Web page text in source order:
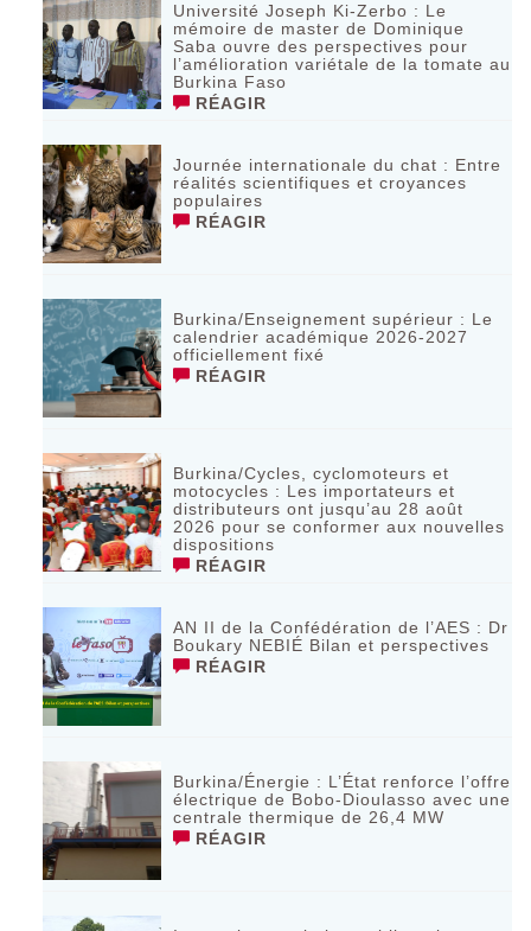
Université Joseph Ki-Zerbo : Le
mémoire de master de Dominique
Saba ouvre des perspectives pour
l’amélioration variétale de la tomate au
Burkina Faso
RÉAGIR
Journée internationale du chat : Entre
réalités scientifiques et croyances
populaires
RÉAGIR
Burkina/Enseignement supérieur : Le
calendrier académique 2026-2027
officiellement fixé
RÉAGIR
Burkina/Cycles, cyclomoteurs et
motocycles : Les importateurs et
distributeurs ont jusqu’au 28 août
2026 pour se conformer aux nouvelles
dispositions
RÉAGIR
AN II de la Confédération de l’AES : Dr
Boukary NEBIÉ Bilan et perspectives
RÉAGIR
Burkina/Énergie : L’État renforce l’offre
électrique de Bobo-Dioulasso avec une
centrale thermique de 26,4 MW
RÉAGIR